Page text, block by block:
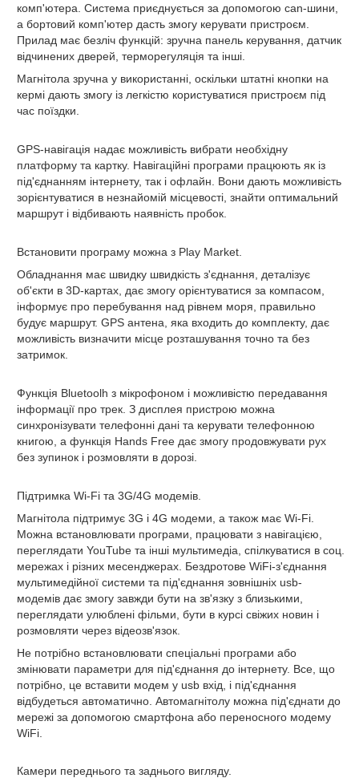
комп'ютера. Система приєднується за допомогою can-шини,
а бортовий комп'ютер дасть змогу керувати пристроєм.
Прилад має безліч функцій: зручна панель керування, датчик
відчинених дверей, терморегуляція та інші.
Магнітола зручна у використанні, оскільки штатні кнопки на
кермі дають змогу із легкістю користуватися пристроєм під
час поїздки.
GPS-навігація надає можливість вибрати необхідну
платформу та картку. Навігаційні програми працюють як із
під'єднанням інтернету, так і офлайн. Вони дають можливість
зорієнтуватися в незнайомій місцевості, знайти оптимальний
маршрут і відбивають наявність пробок.
Встановити програму можна з Play Market.
Обладнання має швидку швидкість з'єднання, деталізує
об'єкти в 3D-картах, дає змогу орієнтуватися за компасом,
інформує про перебування над рівнем моря, правильно
будує маршрут. GPS антена, яка входить до комплекту, дає
можливість визначити місце розташування точно та без
затримок.
Функція Bluetoolh з мікрофоном і можливістю передавання
інформації про трек. З дисплея пристрою можна
синхронізувати телефонні дані та керувати телефонною
книгою, а функція Hands Free дає змогу продовжувати рух
без зупинок і розмовляти в дорозі.
Підтримка Wi-Fi та 3G/4G модемів.
Магнітола підтримує 3G і 4G модеми, а також має Wi-Fi.
Можна встановлювати програми, працювати з навігацією,
переглядати YouTube та інші мультимедіа, спілкуватися в соц.
мережах і різних месенджерах. Бездротове WiFi-з'єднання
мультимедійної системи та під'єднання зовнішніх usb-
модемів дає змогу завжди бути на зв'язку з близькими,
переглядати улюблені фільми, бути в курсі свіжих новин і
розмовляти через відеозв'язок.
Не потрібно встановлювати спеціальні програми або
змінювати параметри для під'єднання до інтернету. Все, що
потрібно, це вставити модем у usb вхід, і під'єднання
відбудеться автоматично. Автомагнітолу можна під'єднати до
мережі за допомогою смартфона або переносного модему
WiFi.
Камери переднього та заднього вигляду.